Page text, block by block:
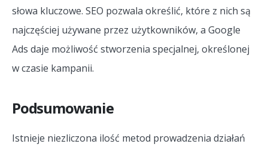
słowa kluczowe. SEO pozwala określić, które z nich są
najczęściej używane przez użytkowników, a Google
Ads daje możliwość stworzenia specjalnej, określonej
w czasie kampanii.
Podsumowanie
Istnieje niezliczona ilość metod prowadzenia działań